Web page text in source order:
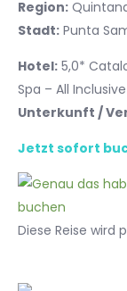
Region:
Stadt: Punta
Hotel: 5,0*
Spa – All
Unterkunft /
Jetzt sofort
Diese Reise wird